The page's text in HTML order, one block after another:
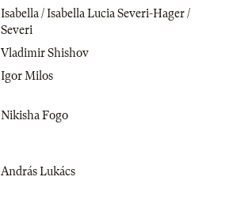
Isabella / Isabella Lucia Severi-Hager /
Severi
Vladimir Shishov
Igor Milos
Nikisha Fogo
András Lukács